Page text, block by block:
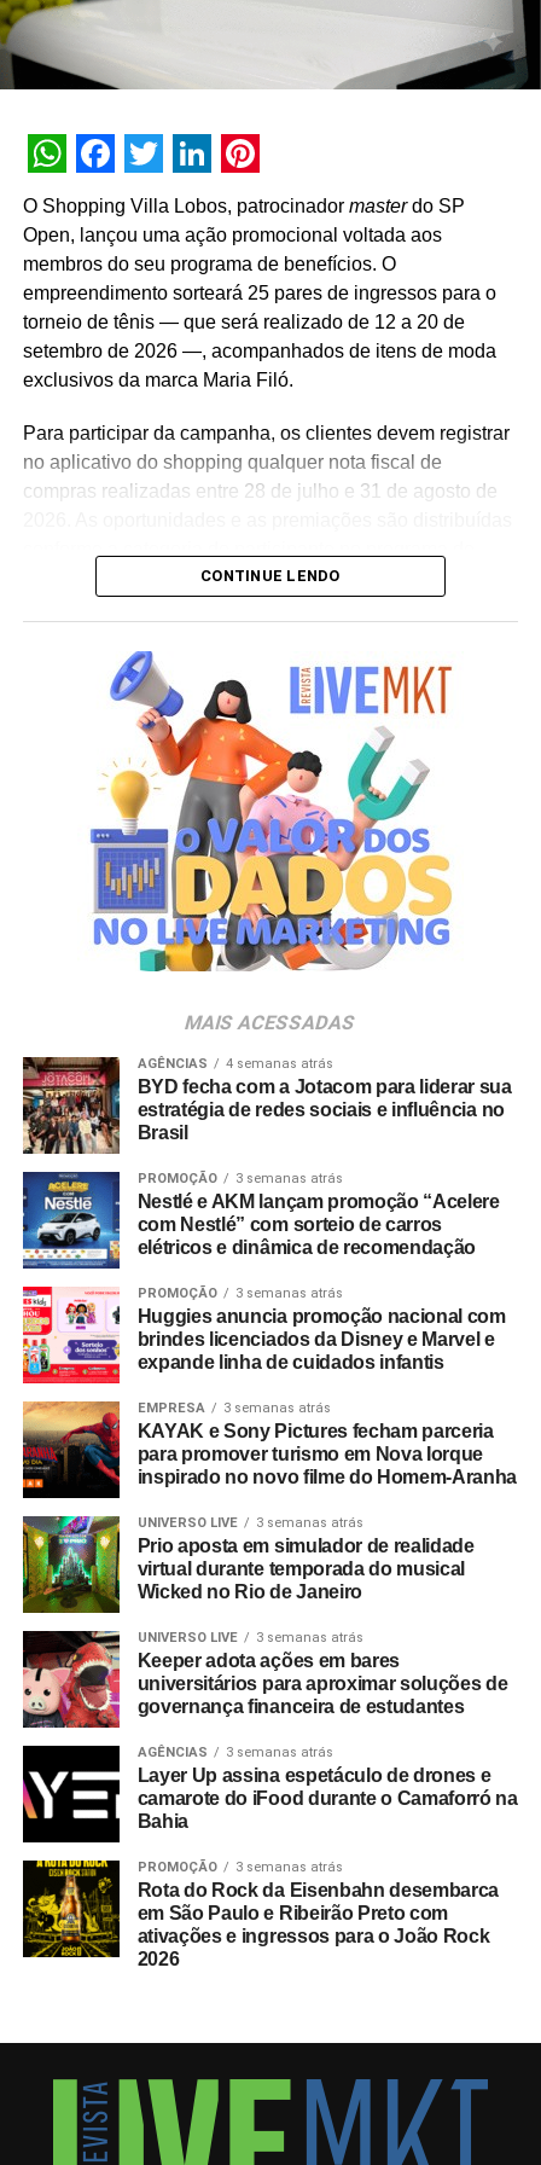
marca em todo o território nacional. Para concorrer aos
comprovantes fiscais pelo site oficial ou via WhatsApp.
distribuição de R$ 10 mil toda semana e o sorteio final de
fosse muito mais do que um incentivo de compra. Ela
precisava reforçar os atributos da marca, gerar conversa e
manter o Café Evolutto presente na rotina das pessoas. A
combinação entre mecânica simples, premiações
atrativas, comunicação integrada e a chegada do Edu
Guedes nos permite manter a marca presente na rotina
do consumidor durante todo o período da campanha”,
Cooxupé.
WhatsApp
Facebook
Twitter
LinkedIn
Pinterest
O Shopping Villa Lobos, patrocinador masterdo SP
Open, lançou uma ação promocional voltada aos
membros do seu programa de benefícios. O
empreendimento sorteará 25 pares de ingressos para o
torneio de tênis — que será realizado de 12 a 20 de
setembro de 2026 —, acompanhados de itens de moda
exclusivos da marca Maria Filó.
Para participar da campanha, os clientes devem registrar
no aplicativo do shopping qualquer nota fiscal de
compras realizadas entre 28 de julho e 31 de agosto de
de setembro de 2026. Após a divulgação do resultado
oficial, os vencedores terão até o dia 16 de setembro para
realizar a retirada presencial dos ingressos e brindes no
espaço Villa Atende, localizado no piso G1 do shopping.
“O SP Open é um torneio muito relevante para a cidade e
para essa região. Como estamos no evento de forma tão
profunda, nada mais justo do que proporcionar essa
experiência para alguns dos nossos clientes fiéis”,
destaca Aline Ivanov, gerente de marketing do Shopping
Villa Lobos.
Para ingressar no programa e participar do sorteio, os
Shopping Villa Lobos, efetuar o cadastro e enviar
comprovantes fiscais de qualquer valor. O regulamento
completo está disponível no site do empreendimento.
CONTINUE LENDO
MAIS ACESSADAS
AGÊNCIAS 4 semanas atrás
BYD fecha com a Jotacom para liderar sua
estratégia de redes sociais e influência no
Brasil
PROMOÇÃO 3 semanas atrás
Nestlé e AKM lançam promoção “Acelere
com Nestlé” com sorteio de carros
elétricos e dinâmica de recomendação
PROMOÇÃO 3 semanas atrás
Huggies anuncia promoção nacional com
brindes licenciados da Disney e Marvel e
expande linha de cuidados infantis
EMPRESA 3 semanas atrás
KAYAK e Sony Pictures fecham parceria
para promover turismo em Nova Iorque
inspirado no novo filme do Homem-Aranha
UNIVERSO LIVE 3 semanas atrás
Prio aposta em simulador de realidade
virtual durante temporada do musical
Wicked no Rio de Janeiro
UNIVERSO LIVE 3 semanas atrás
Keeper adota ações em bares
universitários para aproximar soluções de
governança financeira de estudantes
AGÊNCIAS 3 semanas atrás
Layer Up assina espetáculo de drones e
camarote do iFood durante o Camaforró na
Bahia
PROMOÇÃO 3 semanas atrás
Rota do Rock da Eisenbahn desembarca
em São Paulo e Ribeirão Preto com
ativações e ingressos para o João Rock
2026